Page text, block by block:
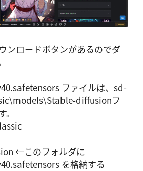
ンロードボタンがあるのでダ
ファイルは、sd-
diffusionフ
←このフォルダに
を格納する